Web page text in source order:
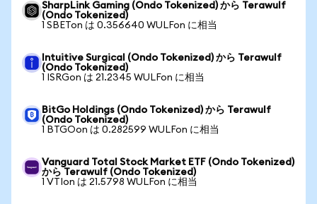
SharpLink Gaming (Ondo Tokenized) から Terawulf
(Ondo Tokenized)
1 SBETon は 0.356640 WULFon に相当
Intuitive Surgical (Ondo Tokenized) から Terawulf
(Ondo Tokenized)
1 ISRGon は 21.2345 WULFon に相当
BitGo Holdings (Ondo Tokenized) から Terawulf
(Ondo Tokenized)
1 BTGOon は 0.282599 WULFon に相当
Vanguard Total Stock Market ETF (Ondo Tokenized)
から Terawulf (Ondo Tokenized)
1 VTIon は 21.5798 WULFon に相当